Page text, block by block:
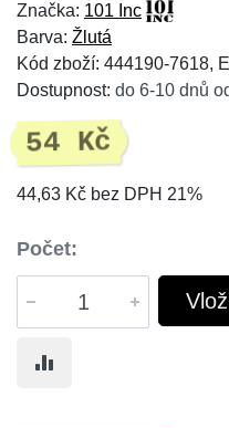
Značka: 101 Inc
Barva: Žlutá
Kód zboží: 444190-7618,
Dostupnost: do 6-10 dnů
54 Kč
44,63 Kč bez DPH 21%
Počet: